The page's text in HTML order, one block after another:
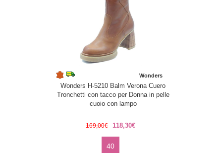
Wonders
Wonders H-5210 Balm Verona Cuero
Tronchetti con tacco per Donna in pelle
cuoio con lampo
169,00€ 118,30€
40